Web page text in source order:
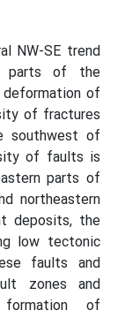
NW-SE trend
parts of the
deformation of
of fractures
southwest of
of faults is
parts of
northeastern
deposits, the
low tectonic
faults and
zones and
of